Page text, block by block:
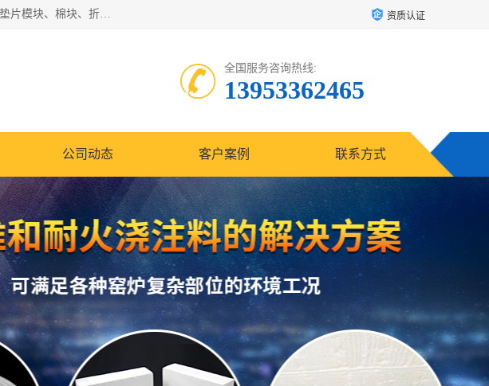
1260卷毡针刺毯，1360标准高纯高铝毯，1430度低锆锆铝含锆毯，普通挡渣棉卷毡，防火纸、挡火板、隔热垫片模块、棉块、折叠块、散棉高温固化剂价格规格密度多少钱图片视频立方平米参数指标 资质认证
全国服务咨询热线:
13953362465
公司动态 客户案例 联系方式